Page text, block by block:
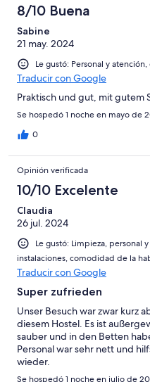
8/10 Buena
Sabine
21 may. 2024
Le gustó: Personal y
Traducir con Google
Praktisch und gut, mit gutem
Se hospedó 1 noche en mayo de
0
Opinión verificada
10/10 Excelente
Claudia
26 jul. 2024
Le gustó: Limpieza, personal
instalaciones, comodidad de la
Traducir con Google
Super zufrieden
Unser Besuch war zwar kurz
diesem Hostel. Es ist
sauber und in den Betten
Personal war sehr nett und
wieder.
Se hospedó 1 noche en julio de